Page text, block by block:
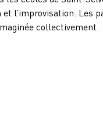
et l’improvisation. Les
collectivement.